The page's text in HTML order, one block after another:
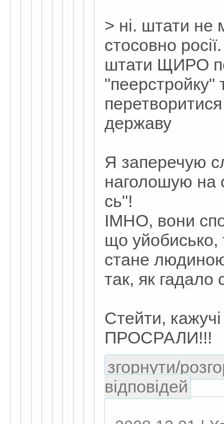
> ні. штати не
стосовно
штати ЩИРО
"пеерстройку"
державу
Я заперечую
наголошую на
сь"!
ІМНО, вони
що уйобисько,
стане
так, як гадало
Стейти,
ПРОСРАЛИ!!!
згорнути/
відповідей